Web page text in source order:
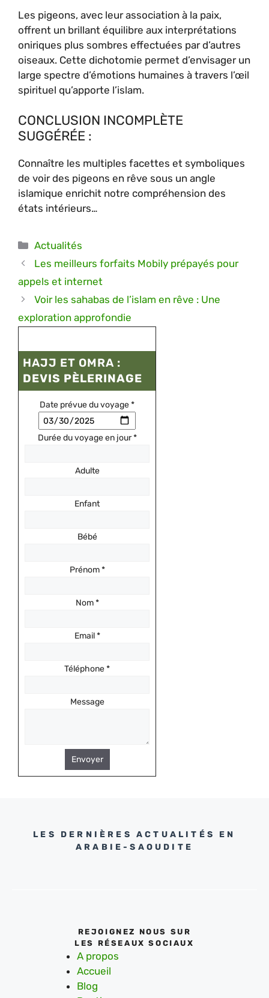
Les pigeons, avec leur association à la paix,
offrent un brillant équilibre aux interprétations
oniriques plus sombres effectuées par d’autres
oiseaux. Cette dichotomie permet d’envisager un
large spectre d’émotions humaines à travers l’œil
spirituel qu’apporte l’islam.
CONCLUSION INCOMPLÈTE
SUGGÉRÉE :
Connaître les multiples facettes et symboliques
de voir des pigeons en rêve sous un angle
islamique enrichit notre compréhension des
états intérieurs…
Catégories
Actualités
Les meilleurs forfaits Mobily prépayés pour
appels et internet
Voir les sahabas de l’islam en rêve : Une
exploration approfondie
HAJJ ET OMRA :
DEVIS PÈLERINAGE
Date prévue du voyage*
Durée du voyage en jour*
Adulte
Enfant
Bébé
Prénom*
Nom*
Email*
Téléphone*
Message
Envoyer
LES DERNIÈRES ACTUALITÉS EN
ARABIE-SAOUDITE
REJOIGNEZ NOUS SUR
LES RÉSEAUX SOCIAUX
A propos
Accueil
Blog